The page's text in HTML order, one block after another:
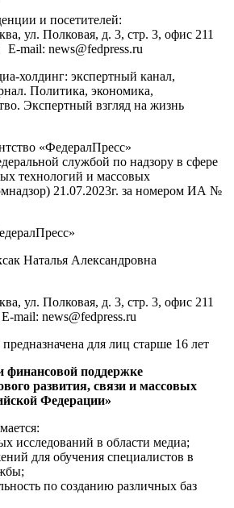
и посетителей:
, ул. Полковая, д. 3, стр. 3, офис 211
E-mail: news@fedpress.ru
холдинг: экспертный канал,
Политика, экономика,
Экспертный взгляд на жизнь
«ФедералПресс»
службой по надзору в сфере
технологий и массовых
21.07.2023г. за номером ИА №
Наталья Александровна
ул. Полковая, д. 3, стр. 3, офис 211
mail: news@fedpress.ru
для лиц старше 16 лет
финансовой поддержке
развития, связи и массовых
Федерации»
исследований в области медиа;
для обучения специалистов в
по созданию различных баз